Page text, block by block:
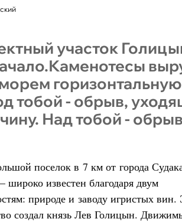
участок
горизонтальную
тобой - обрыв,
Над тобой -
поселок в 7 км от города
известен благодаря двум
природе и заводу игристых вин.
создал князь Лев Голицын.